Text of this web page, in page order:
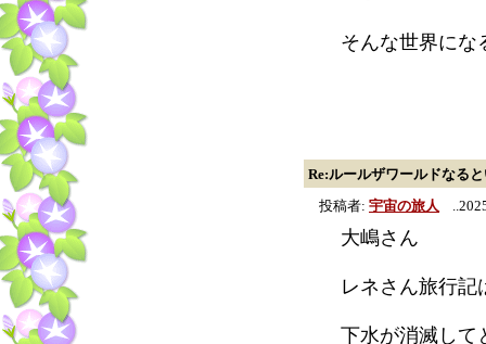
そんな世界にな
Re:ルールザワールドなる
投稿者: 宇宙の旅人
大嶋さん
レネさん旅行記
下水が消滅して